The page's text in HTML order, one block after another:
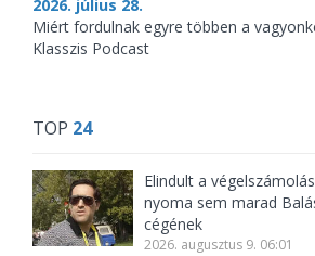
2026. július 28.
Miért fordulnak egyre többen a
Klasszis Podcast
TOP 24
Elindult a
nyoma sem marad
cégének
2026. augusztus 9. 06:01